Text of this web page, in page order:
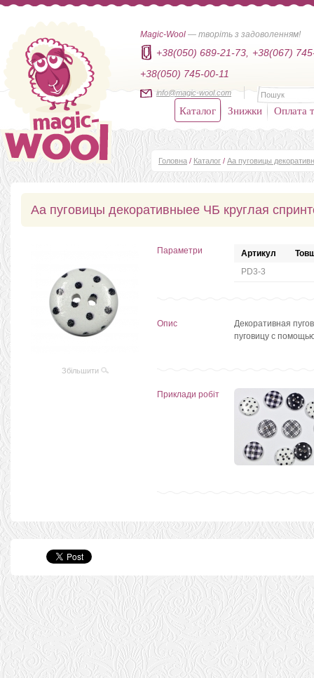
Magic-Wool — творіть з задоволенням!
+38(050) 689-21-73,
+38(067)
+38(050) 745-00-11
info@magic-wool.com
Каталог Знижки Оплата
Головна / Каталог / Аа пуговицы
Аа пуговицы декоративныеe ЧБ круглая
Збільшити
Параметри Артикул
PD3-3
Опис
Декоративная
пуговицу с
Приклади робіт